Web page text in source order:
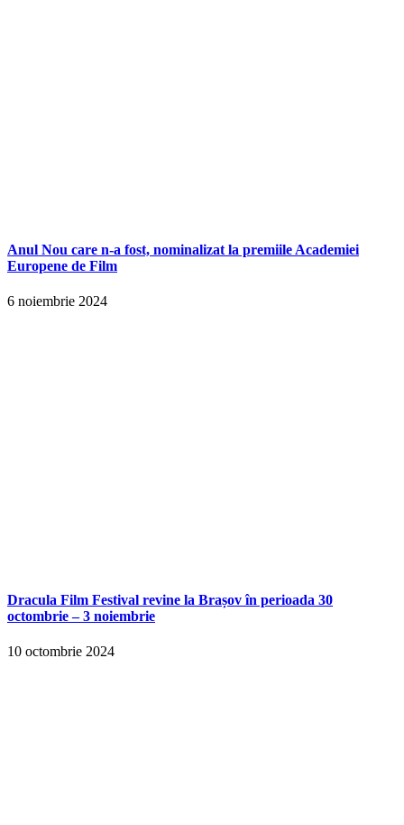
Anul Nou care n-a fost, nominalizat la premiile Academiei
Europene de Film
6 noiembrie 2024
Dracula Film Festival revine la Brașov în perioada 30
octombrie – 3 noiembrie
10 octombrie 2024